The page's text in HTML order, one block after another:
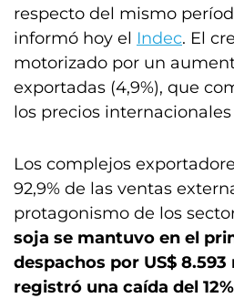
respecto del mismo
informó hoy el Indec. El
motorizado por un
exportadas (4,9%), que
los precios internacionales
Los complejos
92,9% de las ventas
protagonismo de los
soja se mantuvo en el
despachos por US$
registró una caída del